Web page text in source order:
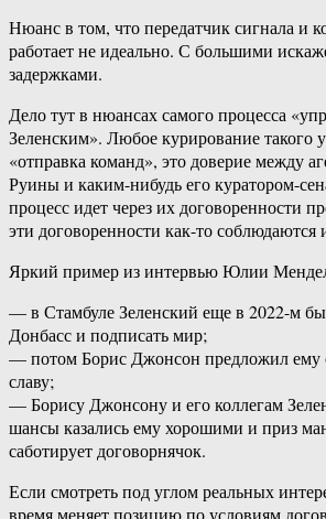
Нюанс в том, что передатчик сигнала и
работает не идеально. С большими
задержками.
Дело тут в нюансах самого процесса
Зеленским». Любое курирование такого
«отправка команд», это доверие между
Руины и каким-нибудь его куратором-
процесс идет через их договоренности
эти договоренности как-то
Яркий пример из интервью Юлии
— в Стамбуле Зеленский еще в 2022-м
Донбасс и подписать мир;
— потом Борис Джонсон предложил ему
славу;
— Борису Джонсону и его коллегам
шансы казались ему хорошими и приз
саботирует договорнячок.
Если смотреть под углом реальных